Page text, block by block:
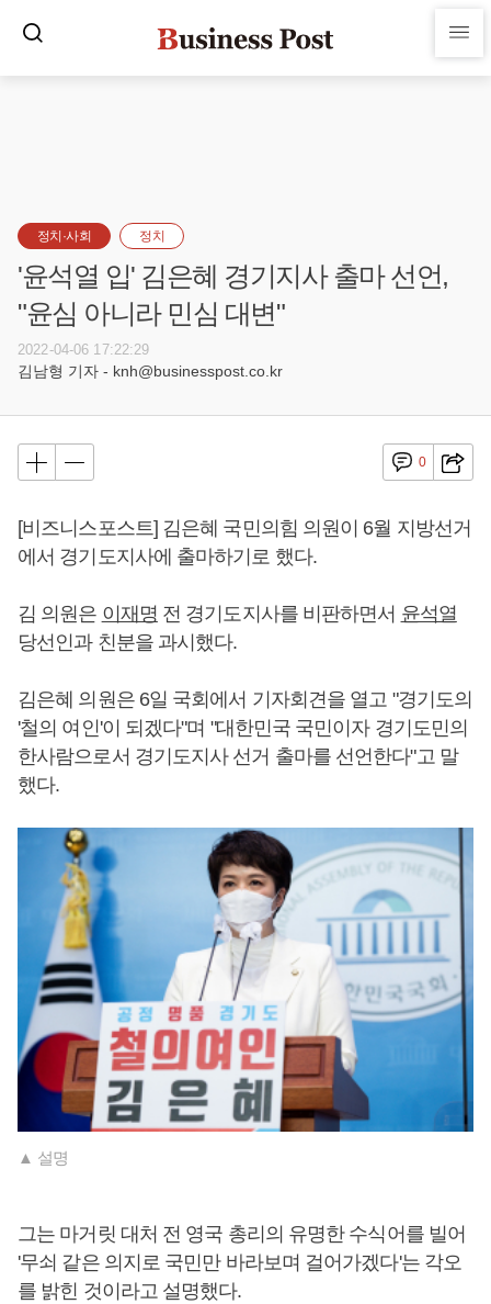
정치·사회 정치
'윤석열 입' 김은혜 경기지사 출마 선언,
"윤심 아니라 민심 대변"
2022-04-06 17:22:29
김남형 기자 - knh@businesspost.co.kr
0
[비즈니스포스트] 김은혜 국민의힘 의원이 6월 지방선거
에서 경기도지사에 출마하기로 했다.
김 의원은 이재명 전 경기도지사를 비판하면서 윤석열
당선인과 친분을 과시했다.
김은혜 의원은 6일 국회에서 기자회견을 열고 "경기도의
'철의 여인'이 되겠다"며 "대한민국 국민이자 경기도민의
한사람으로서 경기도지사 선거 출마를 선언한다"고 말
했다.
▲ 설명
그는 마거릿 대처 전 영국 총리의 유명한 수식어를 빌어
'무쇠 같은 의지로 국민만 바라보며 걸어가겠다'는 각오
를 밝힌 것이라고 설명했다.